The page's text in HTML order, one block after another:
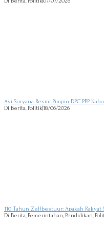
Ayi Suryana Resmi Pimpin DPC PPP
Di Berita, Politik18/06/2026
110 Tahun Zelfbestuur: Apakah
Di Berita, Pemerintahan, Pendidikan,